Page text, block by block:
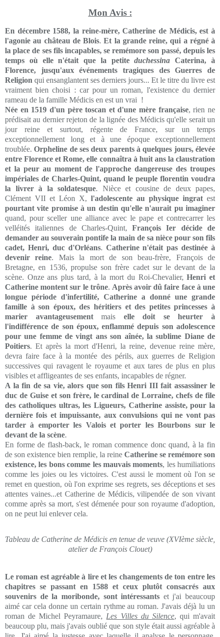
Mon Avis :
En décembre 1588, la reine-mère, Catherine de Médicis, est à
l'agonie au château de Blois.Et la grande reine, qui a régné à
la place de ses fils incapables, se remémore son passé, depuis les
temps où elle n'était que la petiteduchessina Caterina, à
Florence, jusqu'aux événements tragiques des Guerres de
Religion qui ensanglantent ses derniers jours... Et le titre du livre est
vraiment bien choisi : car pour un roman, l'existence du dernier
rameau de la famille Médicis en est un vrai !
Née en 1519 d'un père toscan et d'une mère française, rien ne
prédisait au dernier rejeton de la lignée des Médicis qu'elle serait un
jour reine et surtout, régente de France, sur un temps
exceptionnellement long et à une époque exceptionnellement
troublée.Orpheline de ses deux parents à quelques jours, élevée
entre Florence et Rome, elle connaîtra à huit ans la claustration
et la peur au moment de l'approche dangereuse des troupes
impériales de Charles-Quint, quand le peuple florentin voudra
la livrer à la soldatesque. Nièce et cousine de deux papes,
Clément VII et Léon X, l'adolescente au physique ingrat est
pourtant vite promise à un destin qu'elle n'aurait pu imaginer
quand, pour sceller une alliance avec le pape et contrecarrer les
velléités italiennes de Charles-Quint,François Ier décide de
demander au souverain pontife la main de sa nièce pour son fils
cadet, Henri, duc d'Orléans. Catherine n'était pas destinée à
devenir reine. Mais la mort de son beau-frère, François de
Bretagne, en 1536, propulse son frère cadet sur le devant de la
scène. Onze ans plus tard, à la mort du Roi-Chevalier,Henri et
Catherine montent sur le trône. Après avoir dû faire face à une
longue période d'infertilité, Catherine a donné une grande
famille à son époux, des héritiers et des petites princesses à
marier avantageusementmais elle doit se heurter à
l'indifférence de son époux, enflammé depuis son adolescence
pour une femme de vingt ans son aînée, la sublime Diane de
Poitiers. Et après la mort d'Henri, la reine, devenue reine mère,
devra faire face à la montée des périls, aux guerres de Religion
successives qui ravagent le royaume et aux tares de plus en plus
visibles et affligeantes de ses enfants, incapables de régner.
A la fin de sa vie, alors que son fils Henri III fait assassiner le
duc de Guise et son frère, le cardinal de Lorraine, chefs de file
des catholiques ultras, les Ligueurs, Catherine assiste, pour la
dernière fois et impuissante, aux convulsions qui ne vont pas
tarder à emporter les Valois et porter les Bourbons sur le
devant de la scène.
En forme de flash-back, le roman commence donc quand, à la fin
de son existence bien remplie, la reine Catherine se remémore son
existence, les bons comme les mauvais moments, les humiliations
comme les joies ou les victoires. C'est aussi le moment où l'on se
remet en question, où l'on exprime ses regrets, ses déceptions et ses
attentes vaines...et Catherine de Médicis, vilipendée de son vivant
comme après sa mort, s'est démenée pour son royaume d'adoption,
on ne peut lui enlever cela.
Tableau de Catherine de Médicis en tenue de veuve (XVIème siècle,
atelier de François Clouet)
Le roman est agréable à lire et les changements de ton entre les
chapitres se passant en 1588 et ceux plutôt consacrés aux
souvenirs de la moribonde, sont intéressants et j'ai beaucoup
aimé car cela donne un certain rythme au roman. J'avais déjà lu un
roman de Michel Peyramaure, Les Villes du Silence, qui m'avait
beaucoup plu, mais j'avais oublié que son style était aussi agréable à